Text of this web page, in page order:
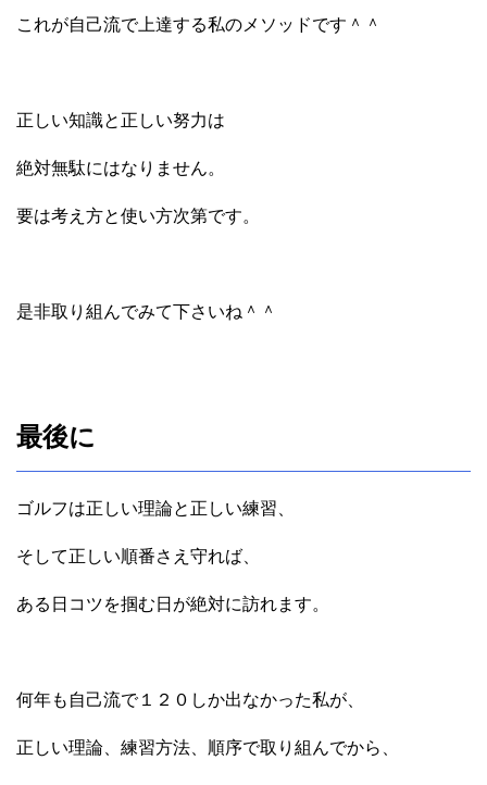
これが自己流で上達する私のメソッドです＾＾
正しい知識と正しい努力は
絶対無駄にはなりません。
要は考え方と使い方次第です。
是非取り組んでみて下さいね＾＾
最後に
ゴルフは正しい理論と正しい練習、
そして正しい順番さえ守れば、
ある日コツを掴む日が絶対に訪れます。
何年も自己流で１２０しか出なかった私が、
正しい理論、練習方法、順序で取り組んでから、